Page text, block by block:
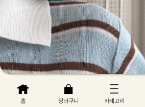
홈 장바구니 카테고리